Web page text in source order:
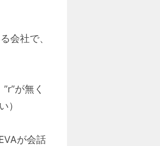
会社で、
が無く
）
が会話